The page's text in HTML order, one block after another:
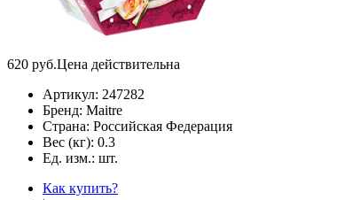
620 руб.Цена действительна
Артикул: 247282
Бренд: Maitre
Страна: Российская Федерация
Вес (кг): 0.3
Ед. изм.: шт.
Как купить?